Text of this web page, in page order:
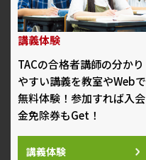
講義体験
TACの合格者講師の分かり
やすい講義を教室やWebで
無料体験！参加すれば入会
金免除券もGet！
講義体験